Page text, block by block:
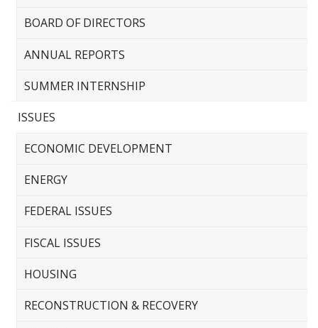
BOARD OF DIRECTORS
ANNUAL REPORTS
SUMMER INTERNSHIP
ISSUES
ECONOMIC DEVELOPMENT
ENERGY
FEDERAL ISSUES
FISCAL ISSUES
HOUSING
RECONSTRUCTION & RECOVERY